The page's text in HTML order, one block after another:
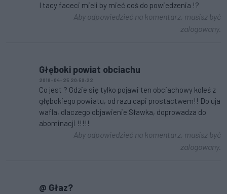
I tacy faceci mieli by mieć coś do powiedzenia !?
Aby odpowiedzieć na komentarz, musisz być
zalogowany.
Głęboki powiat obciachu
2018-04-25 20:59:22
Co jest ? Gdzie się tylko pojawi ten obciachowy koleś z
głębokiego powiatu, od razu capi prostactwem!! Do uja
wafla, dlaczego objawienie Sławka, doprowadza do
abominacji !!!!!
Aby odpowiedzieć na komentarz, musisz być
zalogowany.
@ Głaz?